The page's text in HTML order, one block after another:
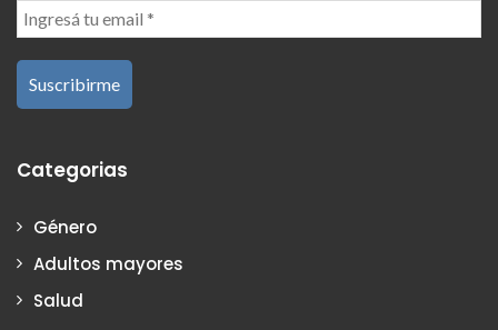
Categorias
Género
Adultos mayores
Salud